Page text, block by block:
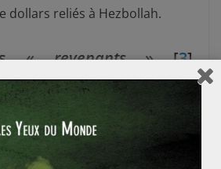
dollars reliés à Hezbollah.
«revenants» [3]
une nouvelle menace
?
à-dire les combattants étrangers
de l’EI, et qui ont finalement